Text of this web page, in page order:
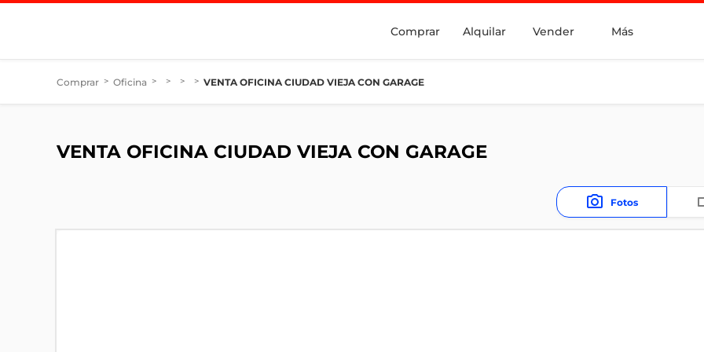
Comprar Alquilar Vender Más
Comprar > Oficina > > > > VENTA OFICINA CIUDAD VIEJA CON GARAGE
VENTA OFICINA CIUDAD VIEJA CON GARAGE
Fotos